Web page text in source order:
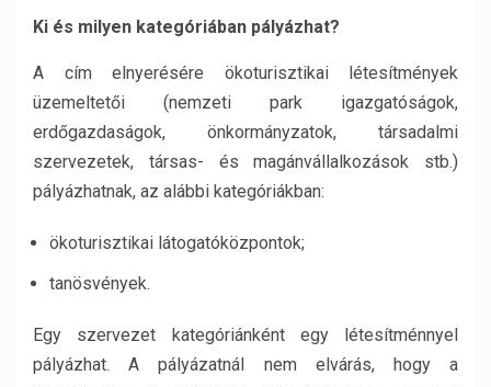
Ki és milyen kategóriában pályázhat?
A cím elnyerésére ökoturisztikai létesítmények
üzemeltetői (nemzeti park igazgatóságok,
erdőgazdaságok, önkormányzatok, társadalmi
szervezetek, társas- és magánvállalkozások stb.)
pályázhatnak, az alábbi kategóriákban:
ökoturisztikai látogatóközpontok;
tanösvények.
Egy szervezet kategóriánként egy létesítménnyel
pályázhat. A pályázatnál nem elvárás, hogy a